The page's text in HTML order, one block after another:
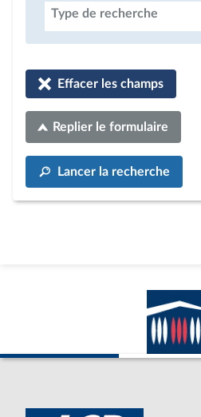
Type de recherche
Effacer les champs
Replier le formulaire
Lancer la recherche